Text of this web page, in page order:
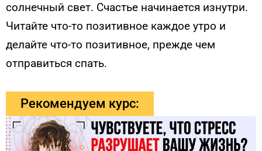
солнечный свет. Счастье начинается изнутри.
Читайте что-то позитивное каждое утро и
делайте что-то позитивное, прежде чем
отправиться спать.
Рекомендуем курс: